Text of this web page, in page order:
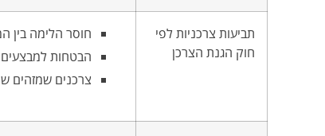
תביעות צרכניות לפי
חוק הגנת הצרכן
חוסר הלימה בין
הבטחות
צרכנים שמזהים